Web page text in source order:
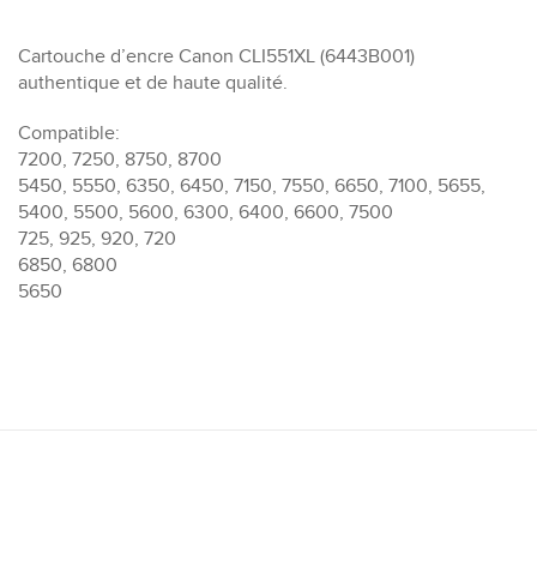
Cartouche d’encre Canon CLI551XL (6443B001)
authentique et de haute qualité.
Compatible:
7200, 7250, 8750, 8700
5450, 5550, 6350, 6450, 7150, 7550, 6650, 7100, 5655,
5400, 5500, 5600, 6300, 6400, 6600, 7500
725, 925, 920, 720
6850, 6800
5650